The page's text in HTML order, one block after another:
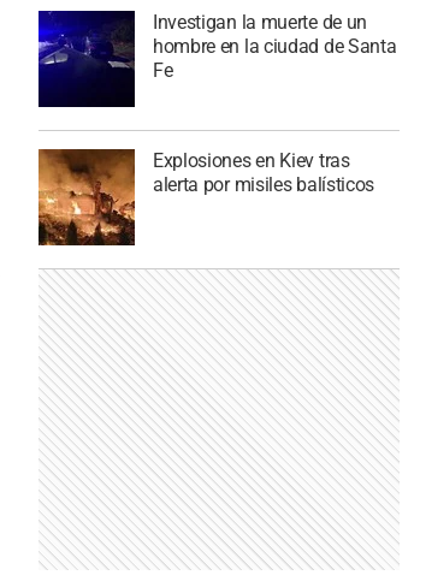
Investigan la muerte de un
hombre en la ciudad de Santa
Fe
Explosiones en Kiev tras
alerta por misiles balísticos